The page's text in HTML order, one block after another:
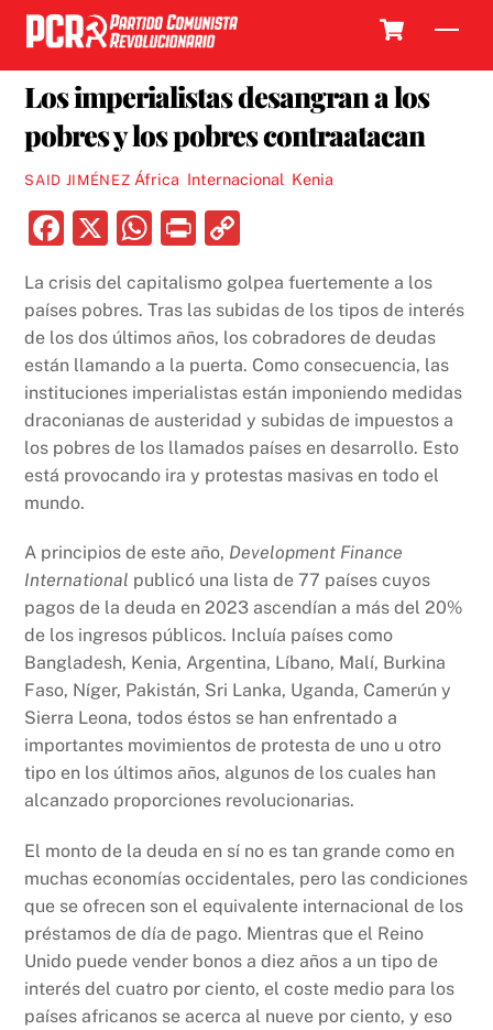
Skip
content
Los imperialistas desangran a los
pobres y los pobres contraatacan
SAID JIMÉNEZ África Internacional Kenia
F
c
e
b
o
o
k
X
W
at
s
A
p
p
P
nt p
y
Li
n
k
La crisis del capitalismo golpea fuertemente a los
países pobres. Tras las subidas de los tipos de interés
de los dos últimos años, los cobradores de deudas
están llamando a la puerta. Como consecuencia, las
instituciones imperialistas están imponiendo medidas
draconianas de austeridad y subidas de impuestos a
los pobres de los llamados países en desarrollo. Esto
está provocando ira y protestas masivas en todo el
mundo.
A principios de este año, Development Finance
International publicó una lista de 77 países cuyos
pagos de la deuda en 2023 ascendían a más del 20%
de los ingresos públicos. Incluía países como
Bangladesh, Kenia, Argentina, Líbano, Malí, Burkina
Faso, Níger, Pakistán, Sri Lanka, Uganda, Camerún y
Sierra Leona, todos éstos se han enfrentado a
importantes movimientos de protesta de uno u otro
tipo en los últimos años, algunos de los cuales han
alcanzado proporciones revolucionarias.
El monto de la deuda en sí no es tan grande como en
muchas economías occidentales, pero las condiciones
que se ofrecen son el equivalente internacional de los
préstamos de día de pago. Mientras que el Reino
Unido puede vender bonos a diez años a un tipo de
interés del cuatro por ciento, el coste medio para los
países africanos se acerca al nueve por ciento, y eso